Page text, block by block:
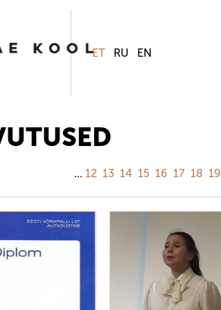
ET RU EN
... 12 13 14 15 16 17 18 19